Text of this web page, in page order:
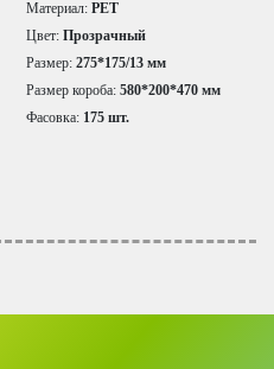
Материал: PET
Цвет: Прозрачный
Размер: 275*175/13 мм
Размер короба: 580*200*470 мм
Фасовка: 175 шт.